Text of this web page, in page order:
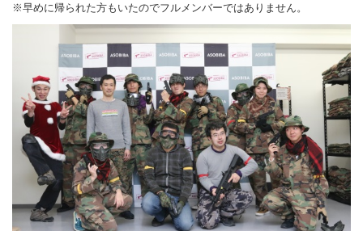
※早めに帰られた方もいたのでフルメンバーではありません。